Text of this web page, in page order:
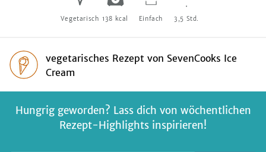
Vegetarisch 138 kcal Einfach 3,5 Std.
vegetarisches Rezept von SevenCooks Ice
Cream
Hungrig geworden? Lass dich von wöchentlichen
Rezept-Highlights inspirieren!